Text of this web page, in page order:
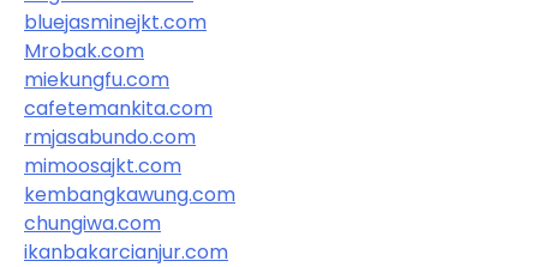
bluejasminejkt.com
Mrobak.com
miekungfu.com
cafetemankita.com
rmjasabundo.com
mimoosajkt.com
kembangkawung.com
chungiwa.com
ikanbakarcianjur.com